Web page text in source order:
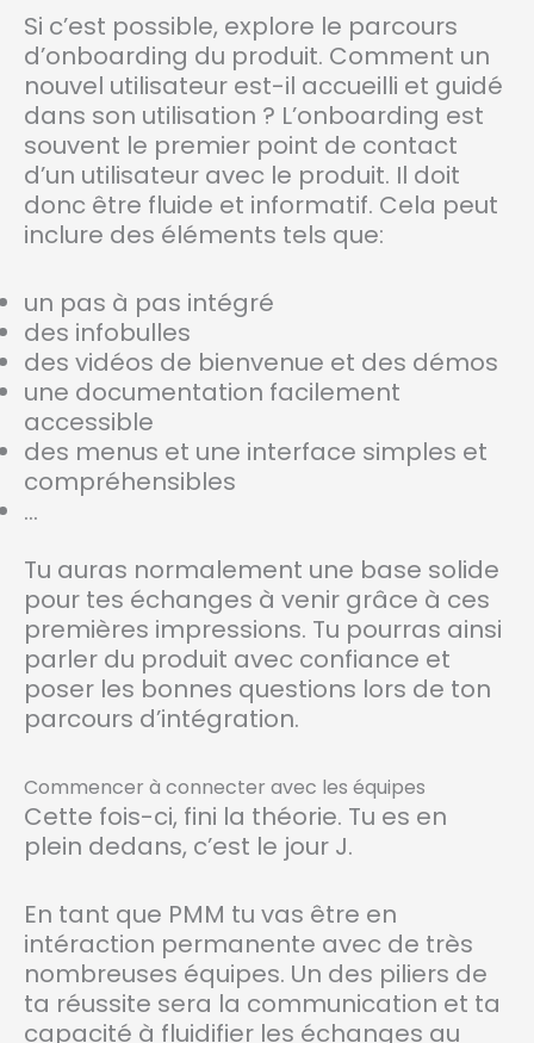
Si c’est possible, explore le parcours
d’onboarding du produit. Comment un
nouvel utilisateur est-il accueilli et guidé
dans son utilisation ? L’onboarding est
souvent le premier point de contact
d’un utilisateur avec le produit. Il doit
donc être fluide et informatif. Cela peut
inclure des éléments tels que:
un pas à pas intégré
des infobulles
des vidéos de bienvenue et des démos
une documentation facilement
accessible
des menus et une interface simples et
compréhensibles
…
Tu auras normalement une base solide
pour tes échanges à venir grâce à ces
premières impressions. Tu pourras ainsi
parler du produit avec confiance et
poser les bonnes questions lors de ton
parcours d’intégration.
Commencer à connecter avec les équipes
Cette fois-ci, fini la théorie. Tu es en
plein dedans, c’est le jour J.
En tant que PMM tu vas être en
intéraction permanente avec de très
nombreuses équipes. Un des piliers de
ta réussite sera la communication et ta
capacité à fluidifier les échanges au